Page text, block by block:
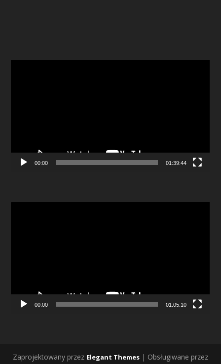
00:00 01:39:44
00:00 01:05:10
Zaprojektowany przez Elegant Themes | Obsługiwane przez